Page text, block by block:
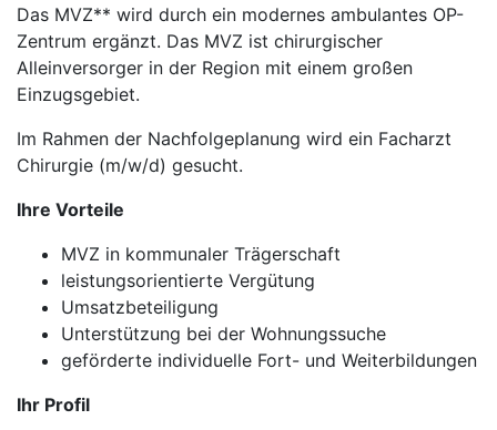
Das MVZ** wird durch ein modernes ambulantes OP-
Zentrum ergänzt. Das MVZ ist chirurgischer
Alleinversorger in der Region mit einem großen
Einzugsgebiet.
Im Rahmen der Nachfolgeplanung wird ein Facharzt
Chirurgie (m/w/d) gesucht.
Ihre Vorteile
MVZ in kommunaler Trägerschaft
leistungsorientierte Vergütung
Umsatzbeteiligung
Unterstützung bei der Wohnungssuche
geförderte individuelle Fort- und Weiterbildungen
Ihr Profil